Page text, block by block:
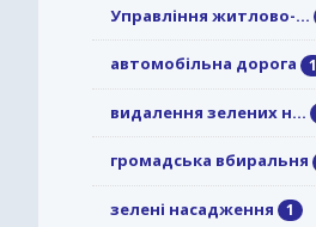
Управління житлово-...
автомобільна дорога 1
видалення зелених н...
громадська вбиральня
зелені насадження 1